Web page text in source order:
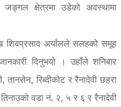
क्षेत्रमा उडेको अवस्थामा
शिवप्रसाद अर्यालले सलहको समूह
दिनुभयो । उहाँले शनिबार
तानसेन, रिब्दीकोट र रैनादेवी छहरा
वडा नं. २, ५ र ६ र रैनादेवी